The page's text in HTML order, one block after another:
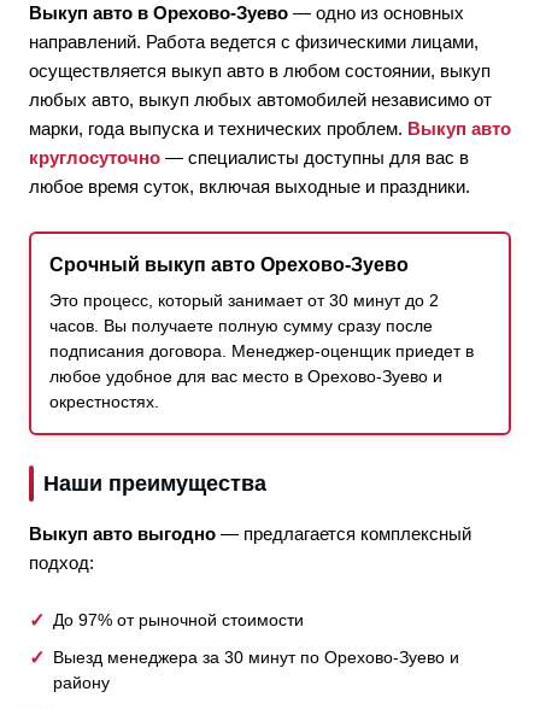
Выкуп авто в Орехово-Зуево — одно из основных
направлений. Работа ведется с физическими лицами,
осуществляется выкуп авто в любом состоянии, выкуп
любых авто, выкуп любых автомобилей независимо от
марки, года выпуска и технических проблем. Выкуп авто
круглосуточно — специалисты доступны для вас в
любое время суток, включая выходные и праздники.
Срочный выкуп авто Орехово-Зуево
Это процесс, который занимает от 30 минут до 2
часов. Вы получаете полную сумму сразу после
подписания договора. Менеджер-оценщик приедет в
любое удобное для вас место в Орехово-Зуево и
окрестностях.
Наши преимущества
Выкуп авто выгодно — предлагается комплексный
подход:
До 97% от рыночной стоимости
Выезд менеджера за 30 минут по Орехово-Зуево и
району